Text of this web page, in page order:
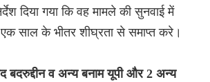
दिया गया कि वह मामले की सुनवाई में
साल के भीतर शीघ्रता से समाप्त करे।
व अन्य बनाम यूपी और 2 अन्य